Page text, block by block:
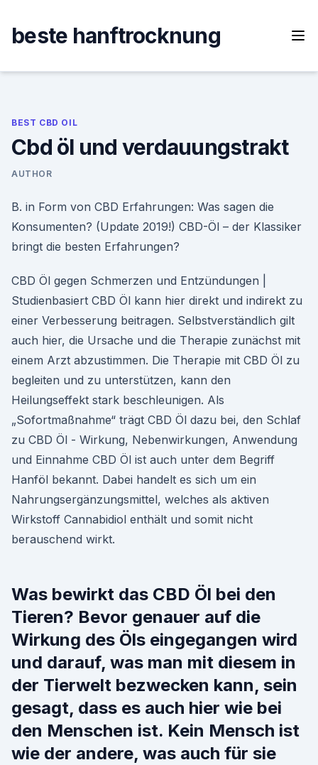
content
beste hanftrocknung
BEST CBD OIL
Cbd öl und verdauungstrakt
AUTHOR
B. in Form von CBD Erfahrungen: Was sagen die
Konsumenten? (Update 2019!) CBD-Öl – der Klassiker
bringt die besten Erfahrungen?
CBD Öl gegen Schmerzen und Entzündungen |
Studienbasiert CBD Öl kann hier direkt und indirekt zu
einer Verbesserung beitragen. Selbstverständlich gilt
auch hier, die Ursache und die Therapie zunächst mit
einem Arzt abzustimmen. Die Therapie mit CBD Öl zu
begleiten und zu unterstützen, kann den
Heilungseffekt stark beschleunigen. Als
„Sofortmaßnahme“ trägt CBD Öl dazu bei, den Schlaf
zu CBD Öl - Wirkung, Nebenwirkungen, Anwendung
und Einnahme CBD Öl ist auch unter dem Begriff
Hanföl bekannt. Dabei handelt es sich um ein
Nahrungsergänzungsmittel, welches als aktiven
Wirkstoff Cannabidiol enthält und somit nicht
berauschend wirkt.
Was bewirkt das CBD Öl bei den
Tieren? Bevor genauer auf die
Wirkung des Öls eingegangen wird
und darauf, was man mit diesem in
der Tierwelt bezwecken kann, sein
gesagt, dass es auch hier wie bei
den Menschen ist. Kein Mensch ist
wie der andere, was auch für sie